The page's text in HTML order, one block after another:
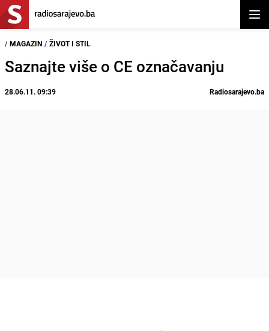
/ MAGAZIN / ŽIVOT I STIL
Saznajte više o CE označavanju
28.06.11. 09:39 Radiosarajevo.ba